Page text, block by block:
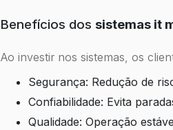
Benefícios dos sistemas it
Ao investir nos sistemas, os
Segurança: Redução de
Confiabilidade: Evita
Qualidade: Operação